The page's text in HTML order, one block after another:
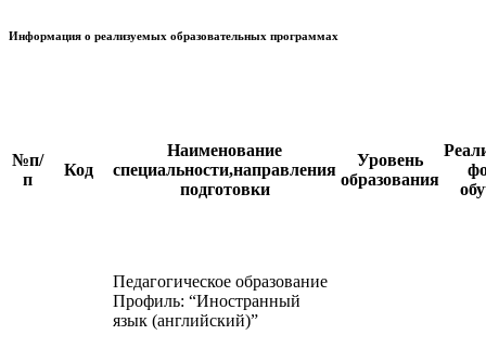
Информация о реализуемых образовательных программах
№п/
п
Код
Наименование
специальности,направления
подготовки
Уровень
образования
Педагогическое образование
Профиль: “Иностранный
язык (английский)”